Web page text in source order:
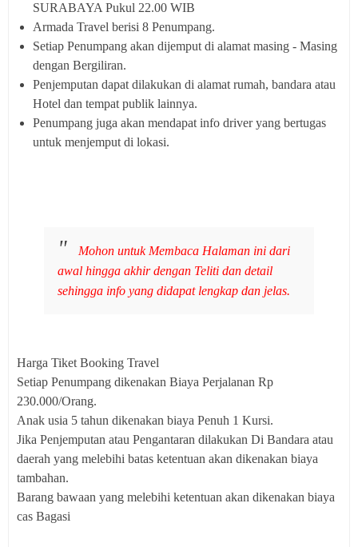
SURABAYA Pukul 22.00 WIB
Armada Travel berisi 8 Penumpang.
Setiap Penumpang akan dijemput di alamat masing - Masing
dengan Bergiliran.
Penjemputan dapat dilakukan di alamat rumah, bandara atau
Hotel dan tempat publik lainnya.
Penumpang juga akan mendapat info driver yang bertugas
untuk menjemput di lokasi.
Mohon untuk Membaca Halaman ini dari
awal hingga akhir dengan Teliti dan detail
sehingga info yang didapat lengkap dan jelas.
Harga Tiket Booking Travel
Setiap Penumpang dikenakan Biaya Perjalanan Rp
230.000/Orang.
Anak usia 5 tahun dikenakan biaya Penuh 1 Kursi.
Jika Penjemputan atau Pengantaran dilakukan Di Bandara atau
daerah yang melebihi batas ketentuan akan dikenakan biaya
tambahan.
Barang bawaan yang melebihi ketentuan akan dikenakan biaya
cas Bagasi